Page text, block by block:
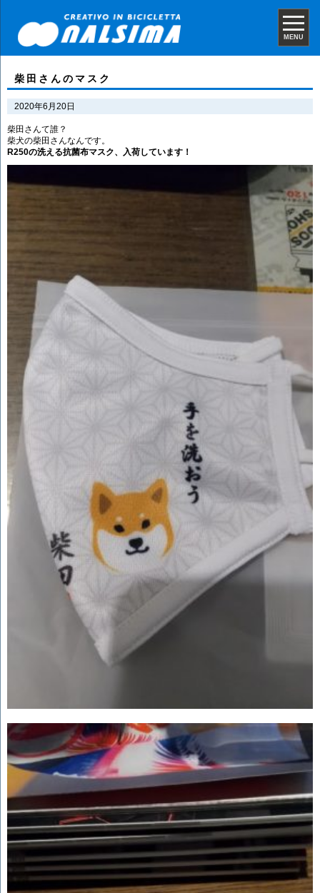
MENU
柴田さんのマスク
2020年6月20日
柴田さんて誰？
柴犬の柴田さんなんです。
R250の洗える抗菌布マスク、入荷しています！